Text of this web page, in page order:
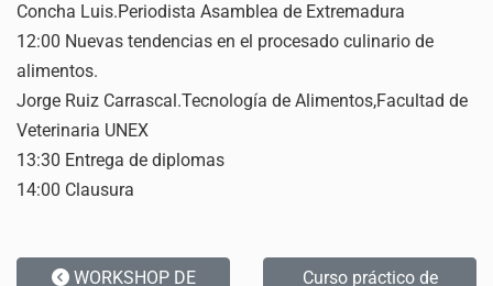
Concha Luis.Periodista Asamblea de Extremadura
12:00 Nuevas tendencias en el procesado culinario de
alimentos.
Jorge Ruiz Carrascal.Tecnología de Alimentos,Facultad de
Veterinaria UNEX
13:30 Entrega de diplomas
14:00 Clausura
WORKSHOP DE
Curso práctico de